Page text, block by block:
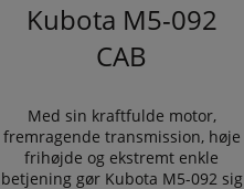
Kubota M5-092
CAB
Med sin kraftfulde motor,
fremragende transmission, høje
frihøjde og ekstremt enkle
betjening gør Kubota M5-092 sig